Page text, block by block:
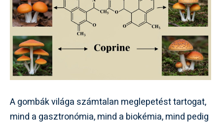
A gombák világa számtalan meglepetést tartogat,
mind a gasztronómia, mind a biokémia, mind pedig